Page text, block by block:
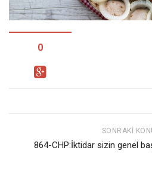
Facebook
Editörden
Yvonne Ridley
0
SONRAKI
864-CHP:İktidar sizin genel